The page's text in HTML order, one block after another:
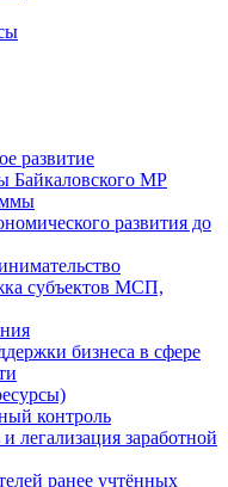
развитие
Байкаловского МР
развития до
субъектов МСП,
бизнеса в сфере
контроль
легализация заработной
ранее учтённых